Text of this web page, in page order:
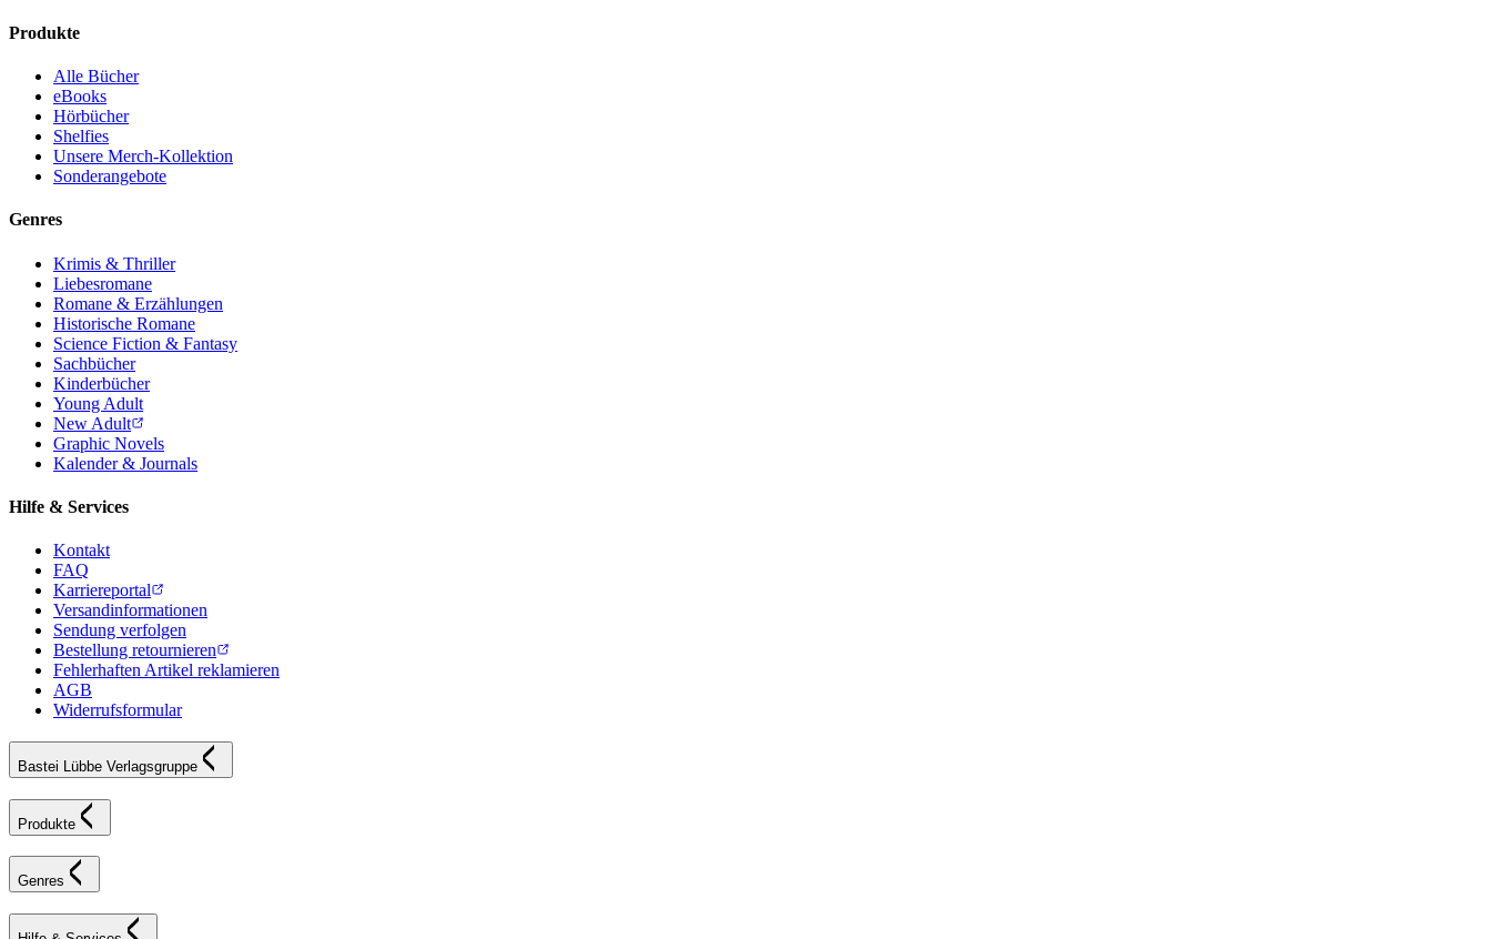
Produkte
Alle Bücher
eBooks
Hörbücher
Shelfies
Unsere Merch-Kollektion
Sonderangebote
Genres
Krimis & Thriller
Liebesromane
Romane & Erzählungen
Historische Romane
Science Fiction & Fantasy
Sachbücher
Kinderbücher
Young Adult
New Adult
Graphic Novels
Kalender & Journals
Hilfe & Services
Kontakt
FAQ
Karriereportal
Versandinformationen
Sendung verfolgen
Bestellung retournieren
Fehlerhaften Artikel reklamieren
AGB
Widerrufsformular
Bastei Lübbe Verlagsgruppe
Produkte
Genres